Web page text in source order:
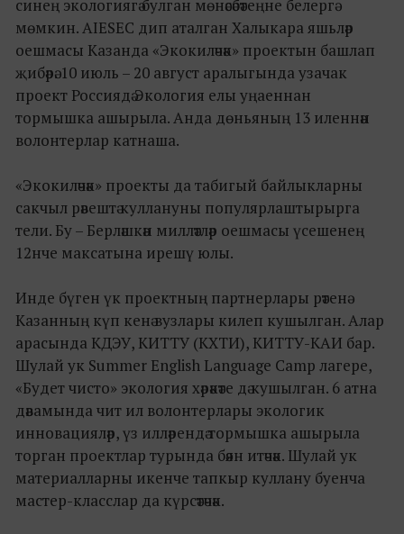
синең экологиягә булган мөнәсәбәтеңне белергә
мөмкин. AIESEC дип аталган Халыкара яшьләр
оешмасы Казанда «Экокиләчәк» проектын башлап
җибәрә. 10 июль – 20 август аралыгында узачак
проект Россиядә Экология елы уңаеннан
тормышка ашырыла. Анда дөньяның 13 иленнән
волонтерлар катнаша.
«Экокиләчәк» проекты да табигый байлыкларны
сакчыл рәвештә куллануны популярлаштырырга
тели. Бу – Берләшкән милләтләр оешмасы үсешенең
12нче максатына ирешү юлы.
Инде бүген үк проектның партнерлары рәтенә
Казанның күп кенә вузлары килеп кушылган. Алар
арасында КДЭУ, КИТТУ (КХТИ), КИТТУ-КАИ бар.
Шулай ук Summer English Language Camp лагере,
«Будет чисто» экология хәрәкәте дә кушылган. 6 атна
дәвамында чит ил волонтерлары экологик
инновацияләр, үз илләрендә тормышка ашырыла
торган проектлар турында бәян итәчәк. Шулай ук
материалларны икенче тапкыр куллану буенча
мастер-класслар да күрсәтәчәк.